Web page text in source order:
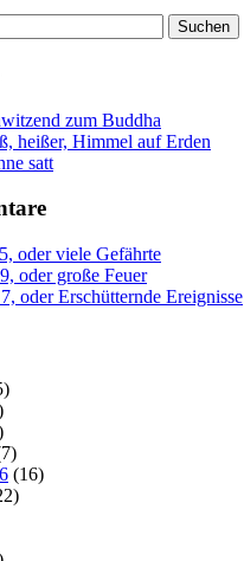
zum Buddha
heißer, Himmel auf Erden
satt
oder viele Gefährte
oder große Feuer
oder Erschütternde Ereignisse
(16)